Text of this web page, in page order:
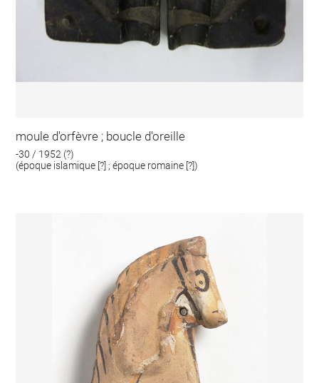
moule d'orfèvre ; boucle d'oreille
-30 / 1952 (?)
(époque islamique [?] ; époque romaine [?])